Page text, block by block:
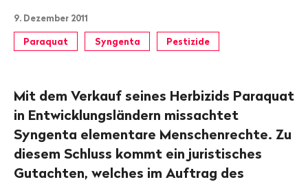
9. Dezember 2011
Paraquat Syngenta Pestizide
Mit dem Verkauf seines Herbizids Paraquat
in Entwicklungsländern missachtet
Syngenta elementare Menschenrechte. Zu
diesem Schluss kommt ein juristisches
Gutachten, welches im Auftrag des